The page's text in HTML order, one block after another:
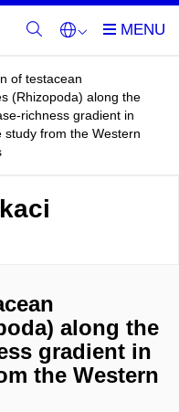
of testacean
(Rhizopoda) along the
richness gradient in
study from the Western
along the
gradient in
the Western